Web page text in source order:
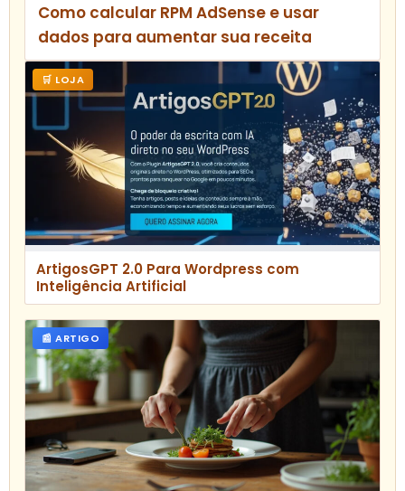
Como calcular RPM AdSense e usar
dados para aumentar sua receita
🛒 LOJA
ArtigosGPT 2.0 Para Wordpress com
Inteligência Artificial
📰 ARTIGO